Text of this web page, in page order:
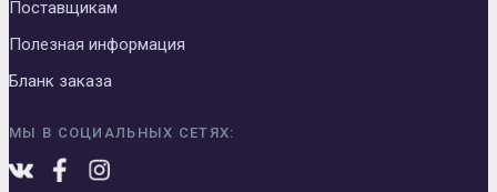
Поставщикам
Полезная информация
Бланк заказа
МЫ В СОЦИАЛЬНЫХ СЕТЯХ: